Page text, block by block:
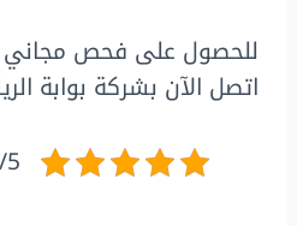
للحصول على فحص
اتصل الآن بشركة بوابة
5/5 -